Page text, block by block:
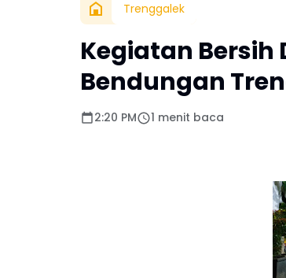
Trenggalek
Kegiatan Bersih
Bendungan
2:20 PM 1 menit baca